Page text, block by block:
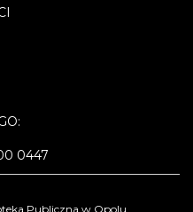
0447
Publiczna w Opolu